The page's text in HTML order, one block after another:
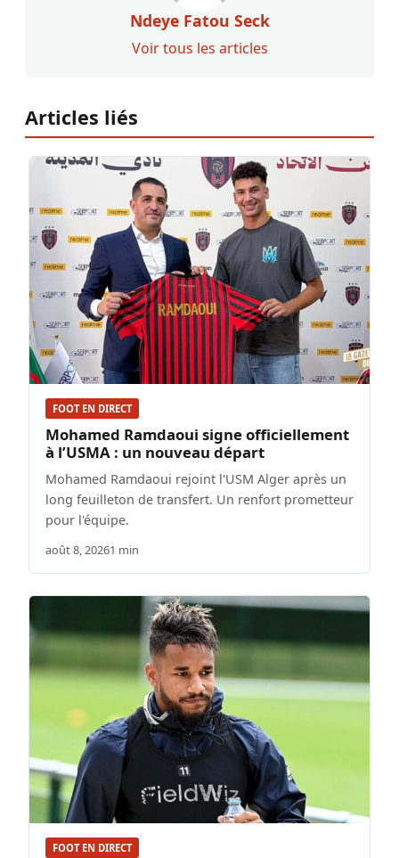
Ndeye Fatou Seck
Voir tous les articles
Articles liés
FOOT EN DIRECT
Mohamed Ramdaoui signe officiellement
à l’USMA : un nouveau départ
Mohamed Ramdaoui rejoint l'USM Alger après un
long feuilleton de transfert. Un renfort prometteur
pour l'équipe.
août 8, 20261 min
FOOT EN DIRECT